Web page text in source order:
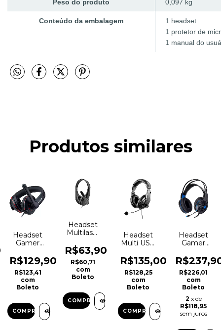
Peso do produto 0,097 kg
Conteúdo da embalagem
1 headset
1 protetor de
1 manual do
Produtos similares
Headset
Gamer
Gamer
USB -
PH334
R$129,90
R$123,41
com
Boleto
Headset
Multilaser
PH294
R$63,90
R$60,71
com
Boleto
Headset
Multi USB
Preto -
PH245
R$135,00
R$128,25
com
Boleto
Headset
Gamer
Gaming
Lugh,
LED Azul,
Drivers
40mm,
Preto e
Azul -
31538
R$226,01
com
Boleto
2 x de
R$118,95
sem juros